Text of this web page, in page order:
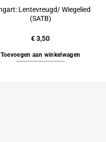
Lentevreugd/ Wiegelied
(SATB)
€3,50
Toevoegen aan winkelwagen